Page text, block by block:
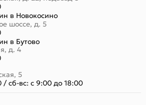
в Новокосино
шоссе, д. 5
в Бутово
д. 4
5
/сб-вс: с 9:00 до 18:00